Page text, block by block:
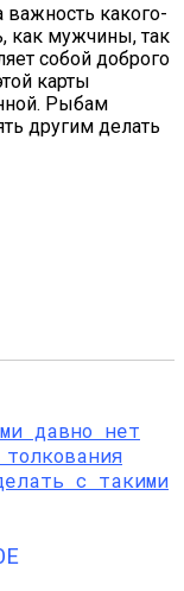
какого-
как мужчины, так
собой доброго
карты
Рыбам
другим делать